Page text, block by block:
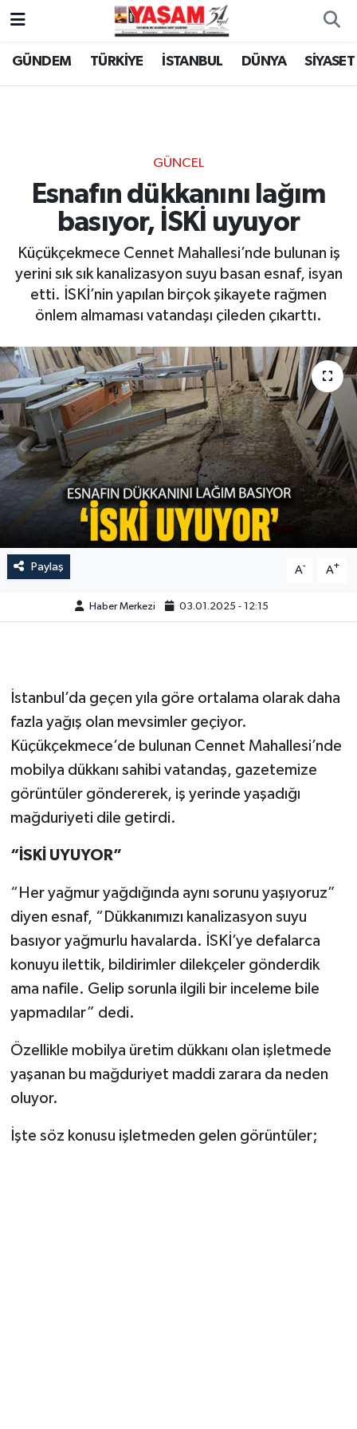
GÜNDEM TÜRKİYE İSTANBUL DÜNYA SİYASET
GÜNCEL
Esnafın dükkanını lağım
basıyor, İSKİ uyuyor
Küçükçekmece Cennet Mahallesi’nde bulunan iş
yerini sık sık kanalizasyon suyu basan esnaf, isyan
etti. İSKİ’nin yapılan birçok şikayete rağmen
önlem almaması vatandaşı çileden çıkarttı.
Paylaş A- A+
Haber Merkezi 03.01.2025 - 12:15
İstanbul’da geçen yıla göre ortalama olarak daha
fazla yağış olan mevsimler geçiyor.
Küçükçekmece’de bulunan Cennet Mahallesi’nde
mobilya dükkanı sahibi vatandaş, gazetemize
görüntüler göndererek, iş yerinde yaşadığı
mağduriyeti dile getirdi.
“İSKİ UYUYOR”
“Her yağmur yağdığında aynı sorunu yaşıyoruz”
diyen esnaf, “Dükkanımızı kanalizasyon suyu
basıyor yağmurlu havalarda. İSKİ’ye defalarca
konuyu ilettik, bildirimler dilekçeler gönderdik
ama nafile. Gelip sorunla ilgili bir inceleme bile
yapmadılar” dedi.
Özellikle mobilya üretim dükkanı olan işletmede
yaşanan bu mağduriyet maddi zarara da neden
oluyor.
İşte söz konusu işletmeden gelen görüntüler;